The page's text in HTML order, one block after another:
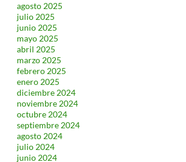
agosto 2025
julio 2025
junio 2025
mayo 2025
abril 2025
marzo 2025
febrero 2025
enero 2025
diciembre 2024
noviembre 2024
octubre 2024
septiembre 2024
agosto 2024
julio 2024
junio 2024